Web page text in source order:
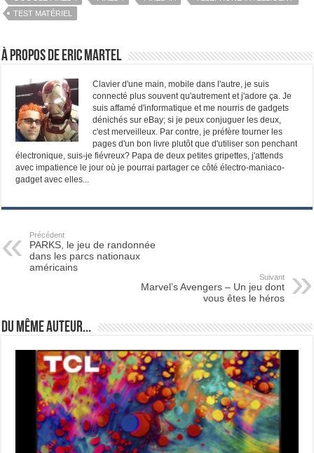
TEST MATÉRIEL
À propos de Eric Martel
Clavier d'une main, mobile dans l'autre, je suis
connecté plus souvent qu'autrement et j'adore ça. Je
suis affamé d'informatique et me nourris de gadgets
dénichés sur eBay; si je peux conjuguer les deux,
c'est merveilleux. Par contre, je préfère tourner les
pages d'un bon livre plutôt que d'utiliser son penchant
électronique, suis-je fiévreux? Papa de deux petites gripettes, j'attends
avec impatience le jour où je pourrai partager ce côté électro-maniaco-
gadget avec elles...
Précédent
PARKS, le jeu de randonnée
dans les parcs nationaux
américains
Suivant
Marvel’s Avengers – Un jeu dont
vous êtes le héros
Du même auteur...